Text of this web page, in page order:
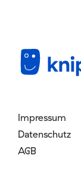
Mitglied
Login
Impressum
Datenschutz
AGB